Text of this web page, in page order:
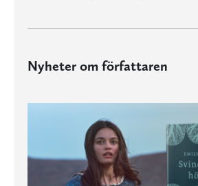
Nyheter om författaren